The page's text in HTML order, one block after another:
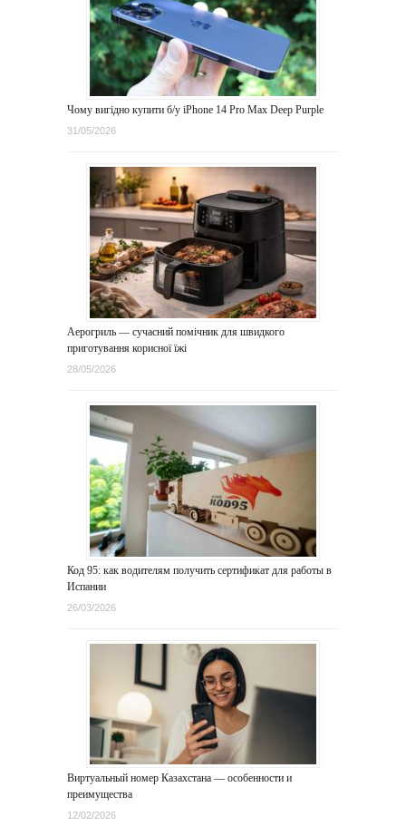
Чому вигідно купити б/у iPhone 14 Pro Max Deep Purple
31/05/2026
Аерогриль — сучасний помічник для швидкого
приготування корисної їжі
28/05/2026
Код 95: как водителям получить сертификат для работы в
Испании
26/03/2026
Виртуальный номер Казахстана — особенности и
преимущества
12/02/2026